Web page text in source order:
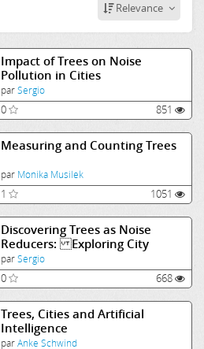
Relevance
Impact of Trees on Noise
Pollution in Cities
parSergio
0 851
Measuring and Counting Trees
par Monika Musilek
1 1051
Discovering Trees as Noise
Reducers: Exploring City
Soundscapes
parSergio
0 668
Trees, Cities and Artificial
Intelligence
parAnke Schwind